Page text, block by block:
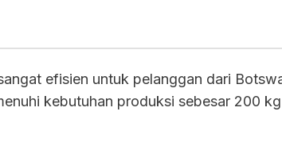
efisien untuk pelanggan dari
kebutuhan produksi sebesar 200